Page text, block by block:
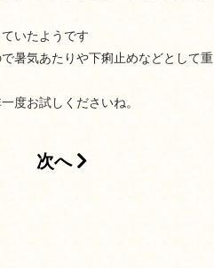
いたようです
暑気あたりや下痢止めなどとして重
度お試しくださいね。
次へ